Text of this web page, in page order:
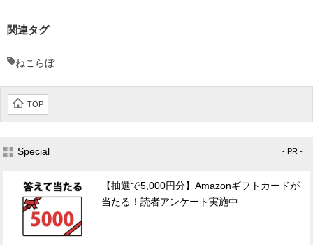
関連タグ
ねこらぼ
TOP
Special - PR -
【抽選で5,000円分】Amazonギフトカードが
当たる！読者アンケート実施中